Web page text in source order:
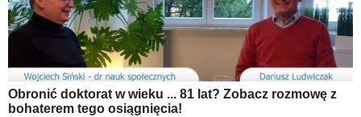
Obronić doktorat w wieku ... 81 lat? Zobacz rozmowę z
bohaterem tego osiągnięcia!